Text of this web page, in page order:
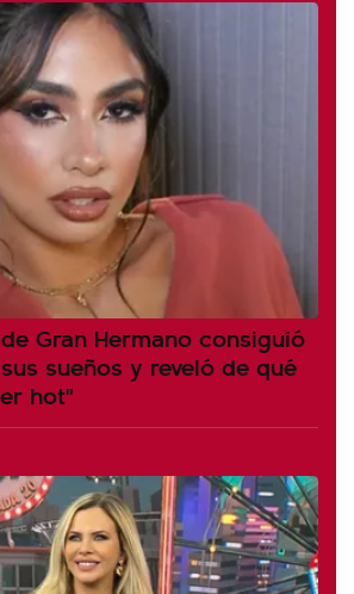
Gran Hermano consiguió
sueños y reveló de qué
hot"